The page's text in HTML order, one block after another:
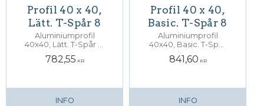
Profil 40 x 40,
Lätt. T-Spår 8
Aluminiumprofil
40x40, Lätt. T-Spår 8.
skruv
782,55 KR
INFO
Profil 40 x 40,
Basic. T-Spår 8
Aluminiumprofil
40x40, Basic. T-Spår
skruv
841,60 KR
INFO